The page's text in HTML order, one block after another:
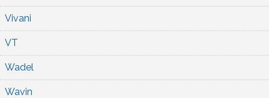
Vivani
VT
Wadel
Wavin